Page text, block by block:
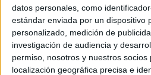
datos personales, como
estándar enviada por un dispositivo
personalizado, medición de
investigación de audiencia y
permiso, nosotros y nuestros
localización geográfica precisa e
actualmente se encuentra en
penúltima posición.
Elequipo de José Juan Romero
esta competición copera, no